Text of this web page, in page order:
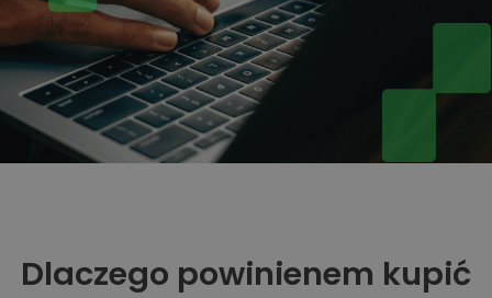
Dlaczego powinienem kupić